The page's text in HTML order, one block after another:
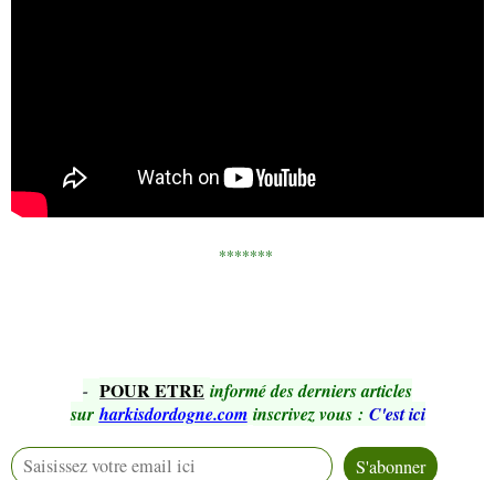
*******
- POUR ETRE informé des derniers articles
sur harkisdordogne.com inscrivez vous : C'est ici